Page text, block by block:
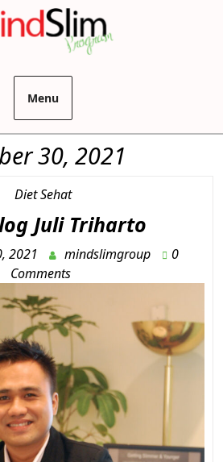
Menu
30, 2021
Diet Sehat
Juli Triharto
2021 mindslimgroup
0
Comments